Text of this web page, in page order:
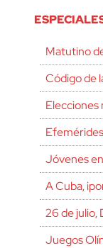
Matutino
Código de
Elecciones
Jóvenes
A Cuba,
26 de julio,
Juegos